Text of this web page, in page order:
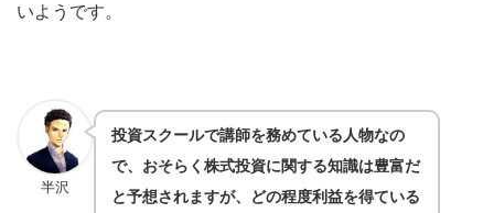
いようです。
半沢
投資スクールで講師を務めている人物なの
で、おそらく株式投資に関する知識は豊富だ
と予想されますが、どの程度利益を得ている